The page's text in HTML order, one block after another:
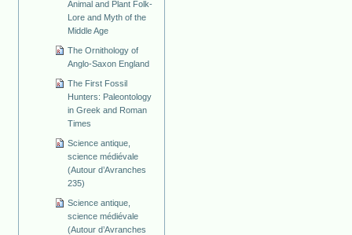
Animal and Plant Folk-
Lore and Myth of the
Middle Age
The Ornithology of
Anglo-Saxon England
The First Fossil
Hunters: Paleontology
in Greek and Roman
Times
Science antique,
science médiévale
(Autour d’Avranches
235)
Science antique,
science médiévale
(Autour d’Avranches